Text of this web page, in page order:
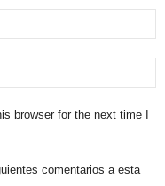
browser for the next time I
comentarios a esta